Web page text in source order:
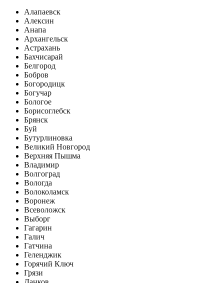
Алапаевск
Алексин
Анапа
Архангельск
Астрахань
Бахчисарай
Белгород
Бобров
Богородицк
Богучар
Бологое
Борисоглебск
Брянск
Буй
Бутурлиновка
Великий Новгород
Верхняя Пышма
Владимир
Волгоград
Вологда
Волоколамск
Воронеж
Всеволожск
Выборг
Гагарин
Галич
Гатчина
Геленджик
Горячий Ключ
Грязи